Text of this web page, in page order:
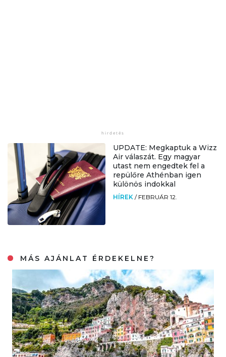
UPDATE: Megkaptuk a Wizz
Air válaszát. Egy magyar
utast nem engedtek fel a
repülőre Athénban igen
különös indokkal
HÍREK / FEBRUÁR 12.
MÁS AJÁNLAT ÉRDEKELNE?